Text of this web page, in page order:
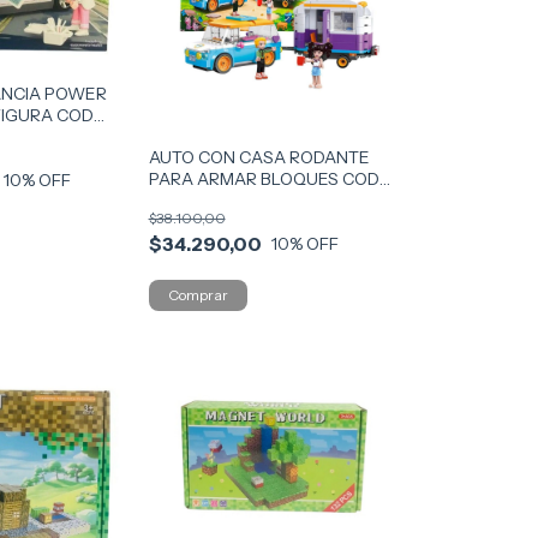
POWER
COD
10% OFF
AUTO CON CASA RODANTE
PARA ARMAR BLOQUES COD
$34.290,00
$38.100,00
10% OFF